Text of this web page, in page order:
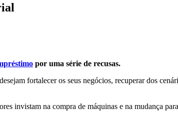
por uma série de recusas.
fortalecer os seus negócios, recuperar dos
invistam na compra de máquinas e na mudança